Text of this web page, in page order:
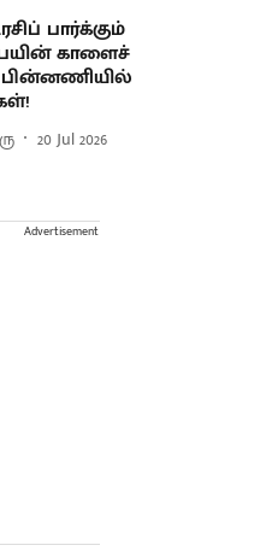
பார்க்கும்
காளைச்
20 Jul 2026
Advertisement